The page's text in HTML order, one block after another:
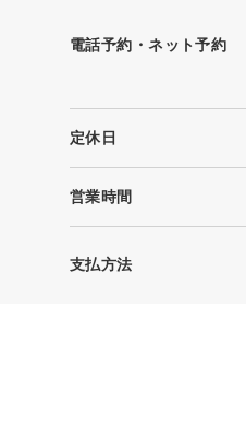
電話予約・ネット予約
定休日
営業時間
支払方法